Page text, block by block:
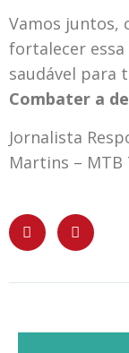
Vamos juntos,
fortalecer
saudável para
Combater a
Jornalista
Martins – MTB